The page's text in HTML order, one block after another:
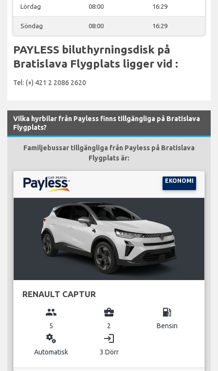
Lördag 08:00 16:29
Söndag 08:00 16:29
PAYLESS biluthyrningsdisk på
Bratislava Flygplats ligger vid :
Tel: (+) 421 2 2086 2620
Vilka hyrbilar från Payless finns tillgängliga på Bratislava
Flygplats?
Familjebussar tillgängliga från Payless på Bratislava
Flygplats är:
EKONOMI
RENAULT CAPTUR
group
5
business_center
2
local_gas_station
Bensin
miscellaneous_services
Automatisk
login
3 Dörr